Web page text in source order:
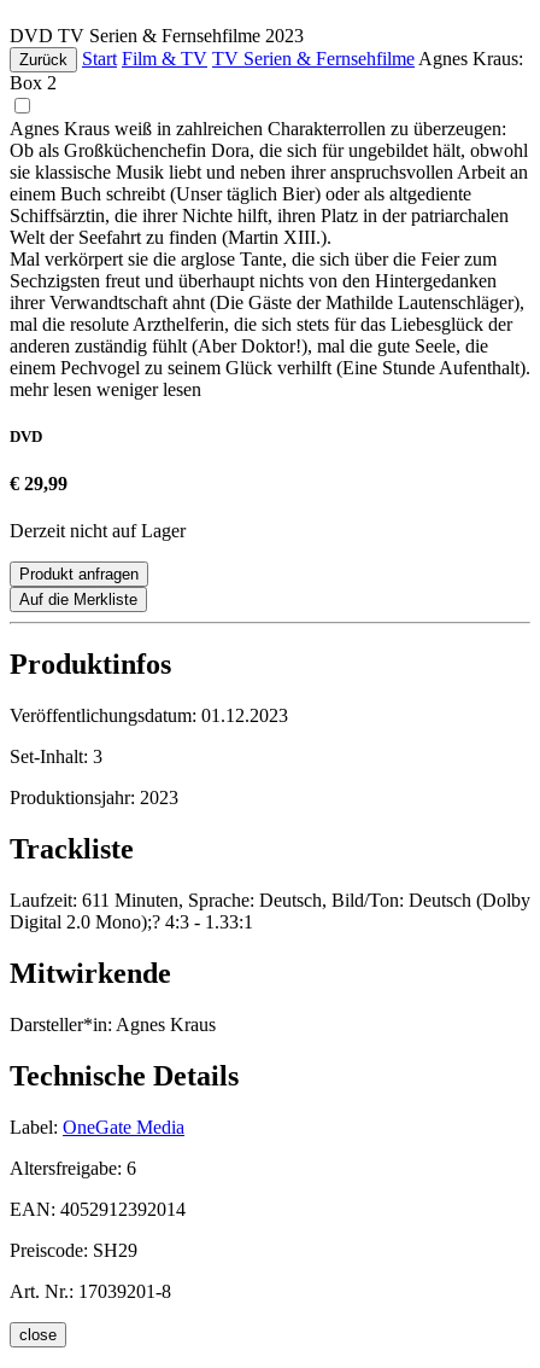
DVD TV Serien & Fernsehfilme 2023
Zurück Start Film & TV TV Serien & Fernsehfilme Agnes Kraus:
Box 2
Agnes Kraus weiß in zahlreichen Charakterrollen zu überzeugen:
Ob als Großküchenchefin Dora, die sich für ungebildet hält, obwohl
sie klassische Musik liebt und neben ihrer anspruchsvollen Arbeit an
einem Buch schreibt (Unser täglich Bier) oder als altgediente
Schiffsärztin, die ihrer Nichte hilft, ihren Platz in der patriarchalen
Welt der Seefahrt zu finden (Martin XIII.).
Mal verkörpert sie die arglose Tante, die sich über die Feier zum
Sechzigsten freut und überhaupt nichts von den Hintergedanken
ihrer Verwandtschaft ahnt (Die Gäste der Mathilde Lautenschläger),
mal die resolute Arzthelferin, die sich stets für das Liebesglück der
anderen zuständig fühlt (Aber Doktor!), mal die gute Seele, die
einem Pechvogel zu seinem Glück verhilft (Eine Stunde Aufenthalt).
mehr lesen weniger lesen
DVD
€ 29,99
Derzeit nicht auf Lager
Produkt anfragen
Auf die Merkliste
Produktinfos
Veröffentlichungsdatum: 01.12.2023
Set-Inhalt: 3
Produktionsjahr: 2023
Trackliste
Laufzeit: 611 Minuten, Sprache: Deutsch, Bild/Ton: Deutsch (Dolby
Digital 2.0 Mono);? 4:3 - 1.33:1
Mitwirkende
Darsteller*in: Agnes Kraus
Technische Details
Label: OneGate Media
Altersfreigabe: 6
EAN: 4052912392014
Preiscode: SH29
Art. Nr.: 17039201-8
close